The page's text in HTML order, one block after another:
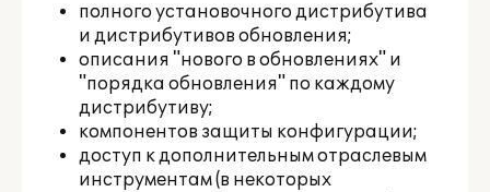
полного установочного дистрибутива
и дистрибутивов обновления;
описания "нового в обновлениях" и
"порядка обновления" по каждому
дистрибутиву;
компонентов защиты конфигурации;
доступ к дополнительным отраслевым
инструментам (в некоторых